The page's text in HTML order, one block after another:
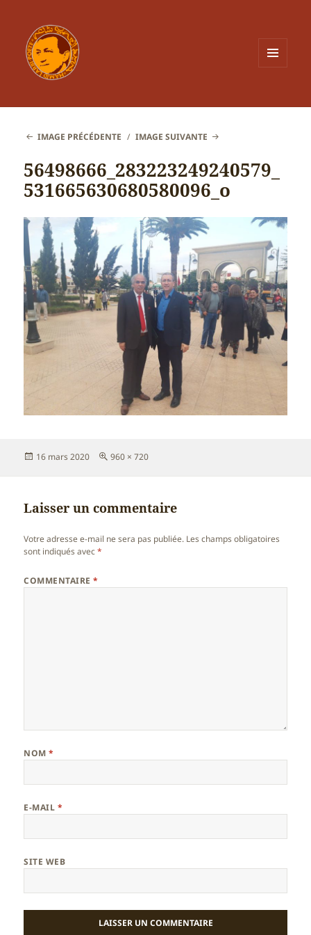
IMAGE PRÉCÉDENTE IMAGE SUIVANTE
56498666_283223249240579_
531665630680580096_o
Publié
16 mars 2020
Taille
960 × 720
Laisser un commentaire
Votre adresse e-mail ne sera pas publiée. Les champs obligatoires
sont indiqués avec*
COMMENTAIRE*
NOM*
E-MAIL *
SITE WEB